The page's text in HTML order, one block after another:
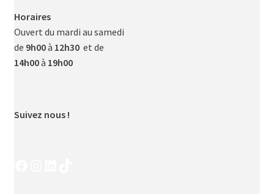
Horaires
Ouvert du mardi au samedi
de 9h00à 12h30 et de
14h00à 19h00
Suivez nous !